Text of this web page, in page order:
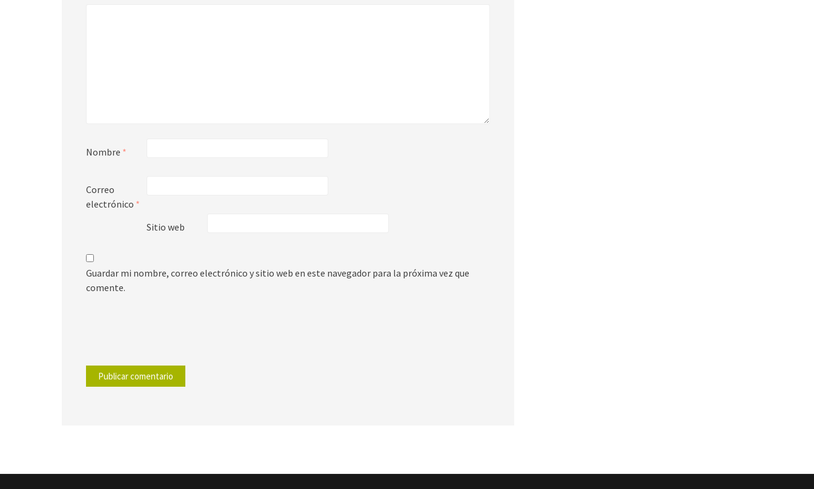
Nombre *
Correo
electrónico *
Sitio web
Guardar mi nombre, correo electrónico y sitio web en este navegador para la próxima vez que
comente.